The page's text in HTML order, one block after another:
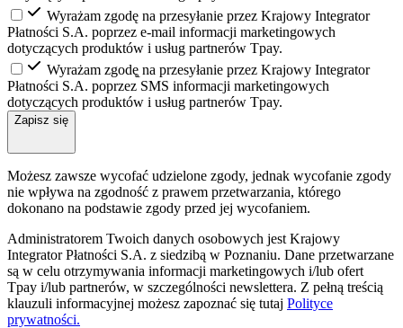
Wyrażam zgodę na przesyłanie przez Krajowy Integrator
Płatności S.A. poprzez e-mail informacji marketingowych
dotyczących produktów i usług partnerów Tpay.
Wyrażam zgodę̨ na przesyłanie przez Krajowy Integrator
Płatności S.A. poprzez SMS informacji marketingowych
dotyczących produktów i usług partnerów Tpay.
Zapisz się
Możesz zawsze wycofać udzielone zgody, jednak wycofanie zgody
nie wpływa na zgodność z prawem przetwarzania, którego
dokonano na podstawie zgody przed jej wycofaniem.
Administratorem Twoich danych osobowych jest Krajowy
Integrator Płatności S.A. z siedzibą w Poznaniu. Dane przetwarzane
są w celu otrzymywania informacji marketingowych i/lub ofert
Tpay i/lub partnerów, w szczególności newslettera. Z pełną treścią
klauzuli informacyjnej możesz zapoznać się tutaj Polityce
prywatności.